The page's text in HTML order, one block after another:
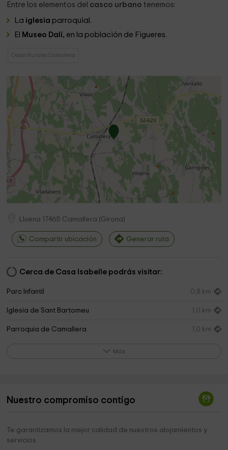
Entre los elementos del casco urbano tenemos:
La iglesia parroquial.
El
Museo Dalí, en la población de Figueres.
Casas Rurales Camallera
Lluena 17465 Camallera (Girona)
Compartir ubicación Generar ruta
Cerca de Casa Isabelle podrás visitar:
Parc Infantil 0,8 km
Iglesia de Sant Bartomeu 1,0 km
Parroquia de Camallera 1,0 km
Iglesia de Sant Mateu 2,5 km
Passeig de la Pepa
Más
Nuestro compromiso contigo
Te garantizamos la mejor calidad de nuestros alojamientos y
servicios